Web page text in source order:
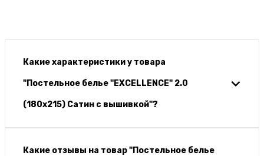
Какие характеристики у товара
"Постельное белье "EXCELLENCE" 2.0
(180х215) Сатин с вышивкой"?
Какие отзывы на товар "Постельное белье